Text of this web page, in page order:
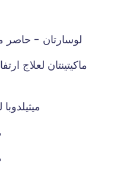
لوسارتان - حاصر
ماكيتينتان لعلاج